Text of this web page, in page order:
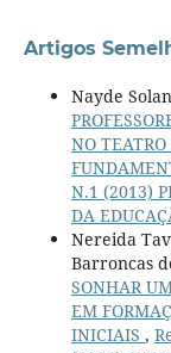
Artigos
Nayde
NO
N.1 (2013)
DA
Nereida
Barroncas
SONHAR
EM
INICIAIS ,